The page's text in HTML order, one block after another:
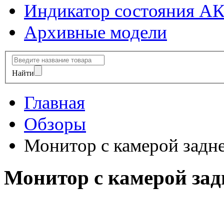
Индикатор состояния
Архивные модели
Найти
Главная
Обзоры
Монитор с камерой
Монитор с камерой